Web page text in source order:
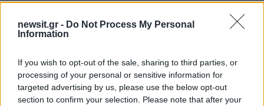
newsit.gr - Do Not Process My Personal
Information
If you wish to opt-out of the sale, sharing to third parties, or
processing of your personal or sensitive information for
targeted advertising by us, please use the below opt-out
section to confirm your selection. Please note that after your
Σχόλια
Σχολίασε εδώ